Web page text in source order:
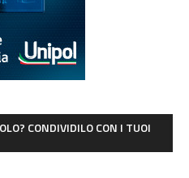
CONDIVIDILO CON I TUOI